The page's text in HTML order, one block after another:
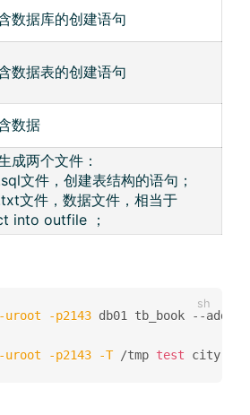
数据库的创建语句
数据表的创建语句
数据
成两个文件：
文件，创建表结构的语句；
文件，数据文件，相当于
into outfile ；
-uroot -p2143 db01 tb_book --add-
-uroot -p2143 -T /tmp test